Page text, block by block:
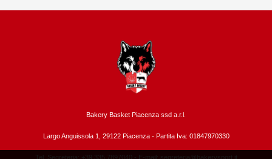
Bakery Basket Piacenza ssd a.r.l.
Largo Anguissola 1, 29122 Piacenza - Partita Iva: 01847970330
Tel. Segreteria: +39 335.7897040 - E-mail: segreteria@bakerysport.it